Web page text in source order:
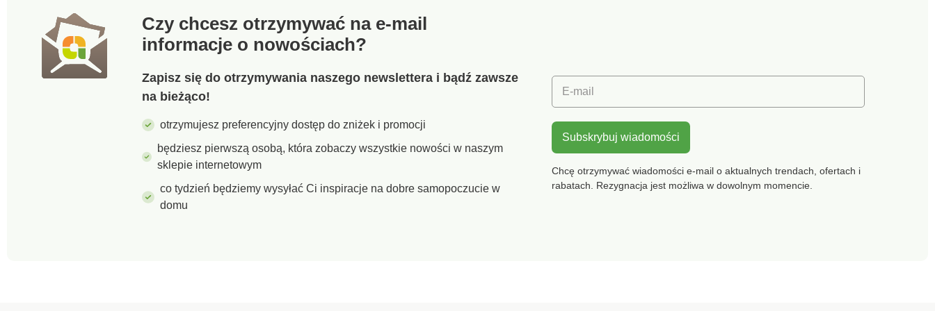
aplikacji). Poprzez
Bluetooth urządzenie
paruje się ze smartfonem.
inteligentnych czujników,
waga analizuje całe ciało
Health Manager
dotychczas zmierzone
dane, które można
monitorować kierunek, w
Czy chcesz otrzymywać na e-mail
informacje o nowościach?
Zapisz się do otrzymywania naszego newslettera i bądź zawsze
na bieżąco!
otrzymujesz preferencyjny dostęp do zniżek i promocji
będziesz pierwszą osobą, która zobaczy wszystkie nowości w naszym
sklepie internetowym
co tydzień będziemy wysyłać Ci inspiracje na dobre samopoczucie w
domu
E-mail
Subskrybuj wiadomości
Chcę otrzymywać wiadomości e-mail o aktualnych trendach, ofertach i
rabatach. Rezygnacja jest możliwa w dowolnym momencie.